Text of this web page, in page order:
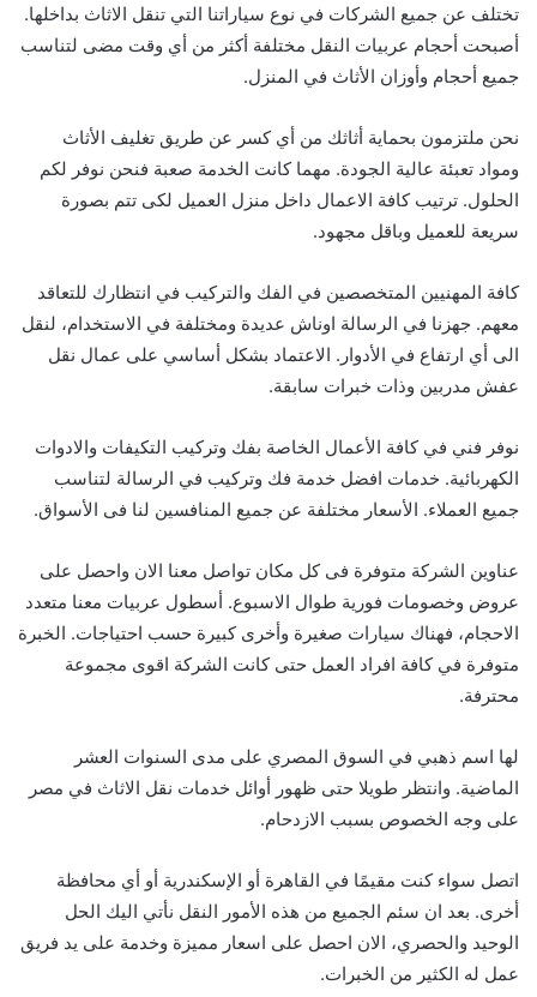
تختلف عن جميع الشركات في نوع سياراتنا التي تنقل الاثاث بداخلها.
أصبحت أحجام عربيات النقل مختلفة أكثر من أي وقت مضى لتناسب
جميع أحجام وأوزان الأثاث في المنزل.
نحن ملتزمون بحماية أثاثك من أي كسر عن طريق تغليف الأثاث
ومواد تعبئة عالية الجودة. مهما كانت الخدمة صعبة فنحن نوفر لكم
الحلول. ترتيب كافة الاعمال داخل منزل العميل لكى تتم بصورة
سريعة للعميل وباقل مجهود.
كافة المهنيين المتخصصين في الفك والتركيب في انتظارك للتعاقد
معهم. جهزنا في الرسالة اوناش عديدة ومختلفة في الاستخدام، لنقل
الى أي ارتفاع في الأدوار. الاعتماد بشكل أساسي على عمال نقل
عفش مدربين وذات خبرات سابقة.
نوفر فني في كافة الأعمال الخاصة بفك وتركيب التكيفات والادوات
الكهربائية. خدمات افضل خدمة فك وتركيب في الرسالة لتناسب
جميع العملاء. الأسعار مختلفة عن جميع المنافسين لنا فى الأسواق.
عناوين الشركة متوفرة فى كل مكان تواصل معنا الان واحصل على
عروض وخصومات فورية طوال الاسبوع. أسطول عربيات معنا متعدد
الاحجام، فهناك سيارات صغيرة وأخرى كبيرة حسب احتياجات. الخبرة
متوفرة في كافة افراد العمل حتى كانت الشركة اقوى مجموعة
محترفة.
لها اسم ذهبي في السوق المصري على مدى السنوات العشر
الماضية. وانتظر طويلا حتى ظهور أوائل خدمات نقل الاثاث في مصر
على وجه الخصوص بسبب الازدحام.
اتصل سواء كنت مقيمًا في القاهرة أو الإسكندرية أو أي محافظة
أخرى. بعد ان سئم الجميع من هذه الأمور النقل نأتي اليك الحل
الوحيد والحصري، الان احصل على اسعار مميزة وخدمة على يد فريق
عمل له الكثير من الخبرات.